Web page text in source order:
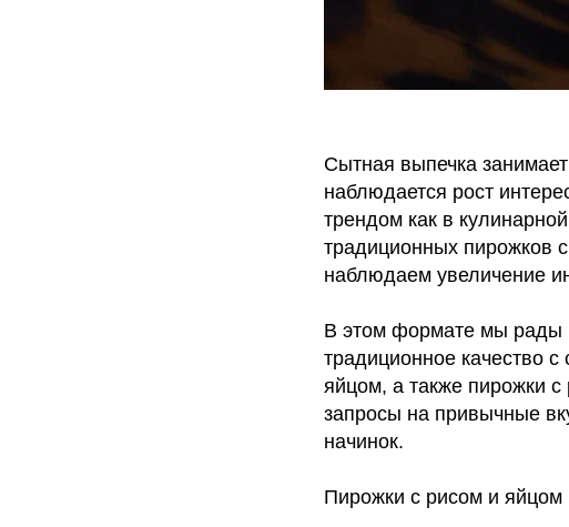
Сытная выпечка
наблюдается рост
трендом как в
традиционных пирожков
наблюдаем увеличение
В этом формате мы рады
традиционное качество
яйцом, а также пирожки с
запросы на привычные
начинок.
Пирожки с рисом и яйцом